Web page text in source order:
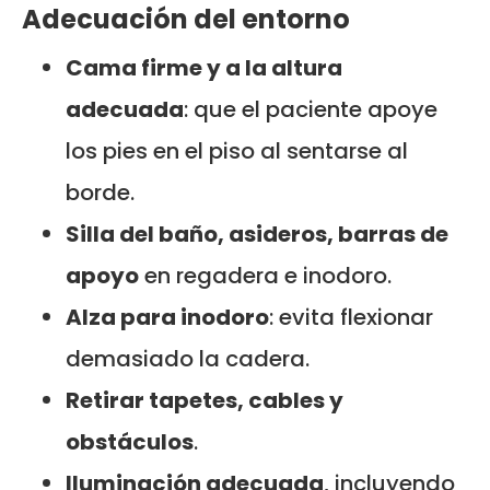
Adecuación del entorno
Cama firme y a la altura
adecuada: que el paciente apoye
los pies en el piso al sentarse al
borde.
Silla del baño, asideros, barras de
apoyoen regadera e inodoro.
Alza para inodoro: evita flexionar
demasiado la cadera.
Retirar tapetes, cables y
obstáculos.
Iluminación adecuada, incluyendo